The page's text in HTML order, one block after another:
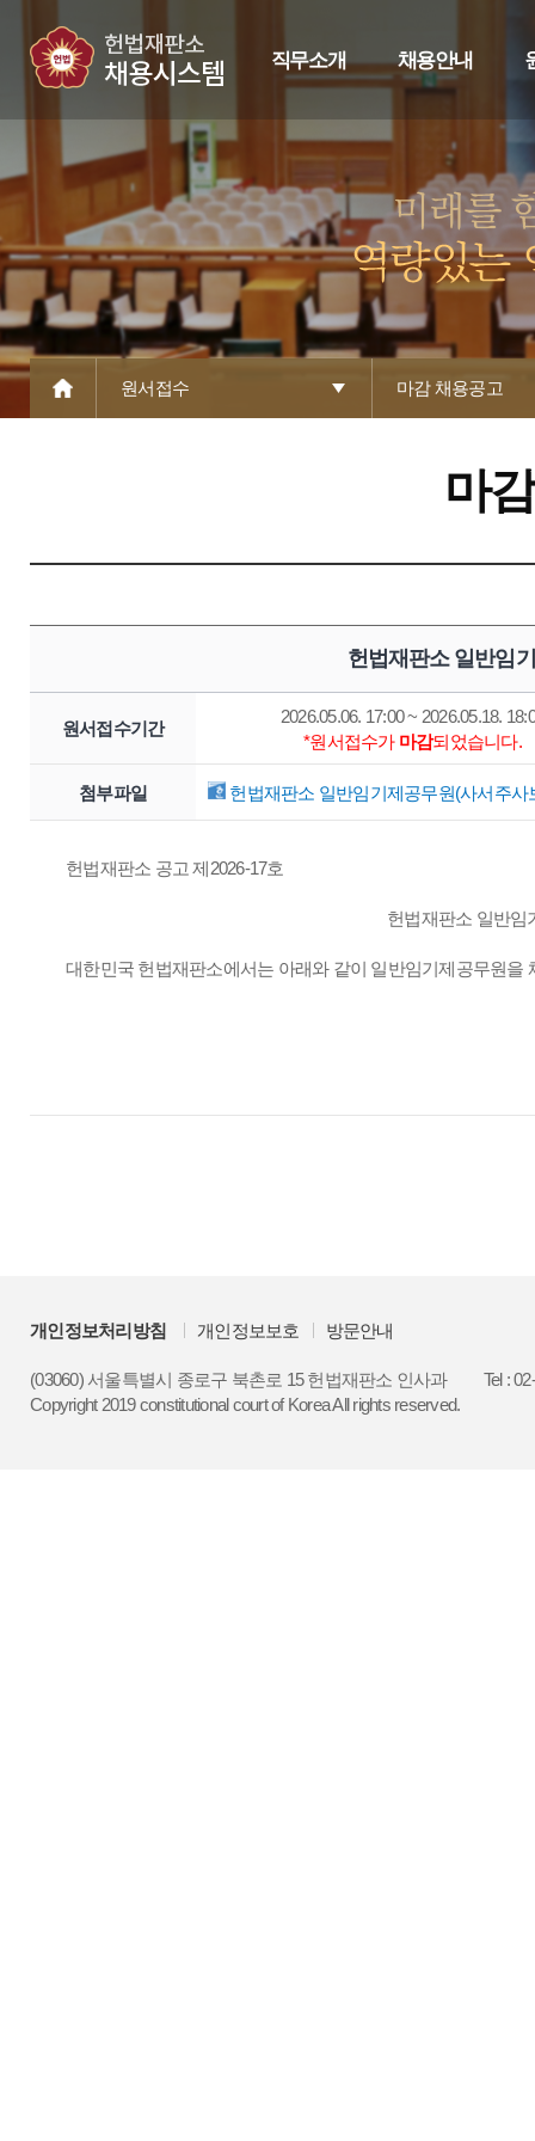
직무소개 채용안내
원서접수 마감 채용공고
마
헌법재판소 일반임
원서접수기간
2026.05.06. 17:00 ~ 2026.05.18.
*원서접수가 마감되었습니다.
첨부파일 헌법재판소 일반임기제공무원(사서주사
헌법재판소 공고 제2026-17호
헌법재판소 일반임
대한민국 헌법재판소에서는 아래와 같이 일반임기제공무원
개인정보처리방침 개인정보보호 방문안내
(03060) 서울특별시 종로구 북촌로 15 헌법재판소 인사과
Tel :
Copyright 2019 constitutional court of Korea All rights reserved.